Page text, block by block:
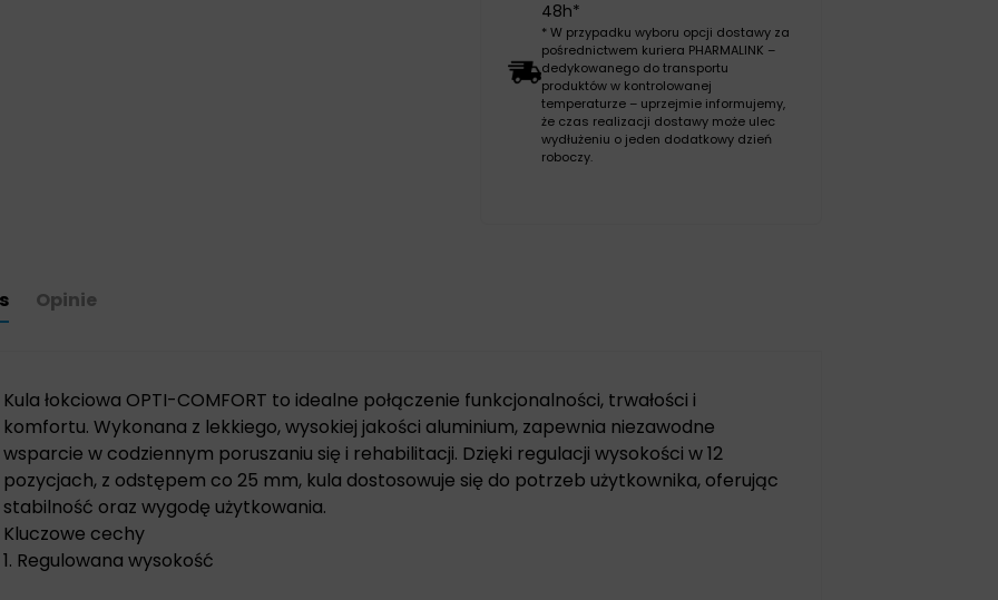
48h*
* W przypadku wyboru opcji dostawy za
pośrednictwem kuriera PHARMALINK –
dedykowanego do transportu
produktów w kontrolowanej
temperaturze – uprzejmie informujemy,
że czas realizacji dostawy może ulec
wydłużeniu o jeden dodatkowy dzień
roboczy.
Opinie
Kula łokciowa OPTI-COMFORT to idealne połączenie funkcjonalności, trwałości i
komfortu. Wykonana z lekkiego, wysokiej jakości aluminium, zapewnia niezawodne
wsparcie w codziennym poruszaniu się i rehabilitacji. Dzięki regulacji wysokości w 12
pozycjach, z odstępem co 25 mm, kula dostosowuje się do potrzeb użytkownika, oferując
stabilność oraz wygodę użytkowania.
Kluczowe cechy
1. Regulowana wysokość